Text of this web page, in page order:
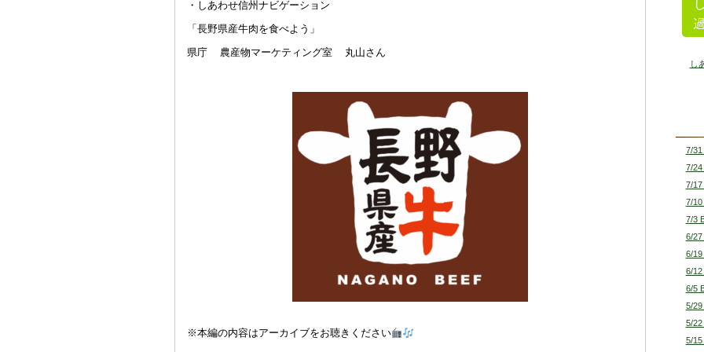
・しあわせ信州ナビゲーション
「長野県産牛肉を食べよう」
県庁 農産物マーケティング室 丸山さん
※本編の内容はアーカイブをお聴きください
し
7/
7/
7/
7/
7/3
6/
6/
6/
6/5
5/
5/
5/